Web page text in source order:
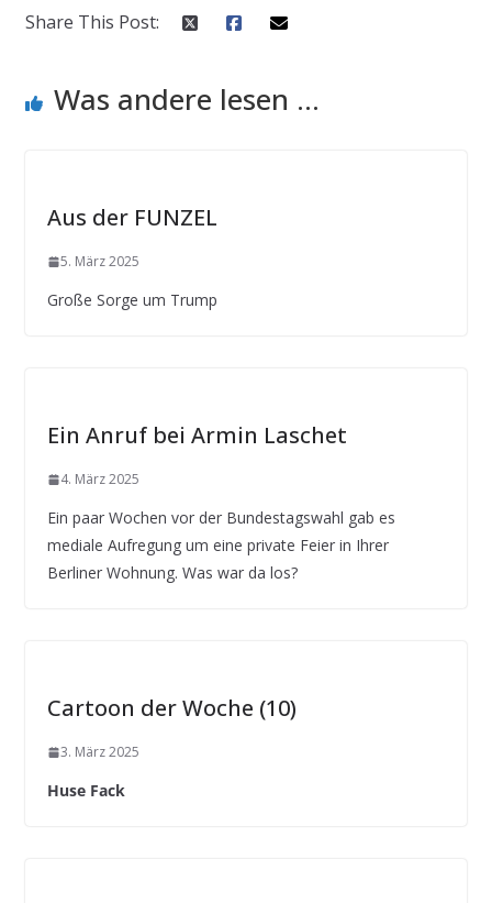
Share This Post:
Was andere lesen ...
Aus der FUNZEL
5. März 2025
Große Sorge um Trump
Ein Anruf bei Armin Laschet
4. März 2025
Ein paar Wochen vor der Bundestagswahl gab es
mediale Aufregung um eine private Feier in Ihrer
Berliner Wohnung. Was war da los?
Cartoon der Woche (10)
3. März 2025
Huse Fack